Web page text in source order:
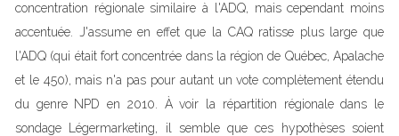
concentration régionale similaire à l'ADQ, mais cependant moins
accentuée. J'assume en effet que la CAQ ratisse plus large que
l'ADQ (qui était fort concentrée dans la région de Québec, Apalache
et le 450), mais n'a pas pour autant un vote complètement étendu
du genre NPD en 2010. À voir la répartition régionale dans le
sondage Légermarketing, il semble que ces hypothèses soient